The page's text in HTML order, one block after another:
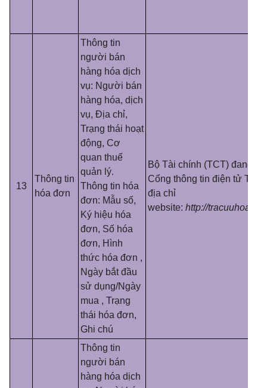
13
Thông tin
hóa đơn
Thông tin
người bán
hàng hóa dịch
vụ: Người bán
hàng hóa, dịch
vụ, Địa chỉ,
Trạng thái hoạt
động, Cơ
quan thuế
quản lý.
Thông tin hóa
đơn: Mẫu số,
Ký hiệu hóa
đơn, Số hóa
đơn, Hình
thức hóa đơn ,
Ngày bắt đầu
sử dụng/Ngày
mua , Trạng
thái hóa đơn,
Ghi chú
Bộ Tài chính (TCT) đang
Cổng thông tin điện tử
địa chỉ
website: http://
Thông tin
người bán
hàng hóa dịch